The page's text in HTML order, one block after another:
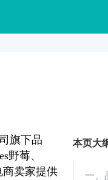
旗下品
野莓、
商卖家提供
本页大
一、